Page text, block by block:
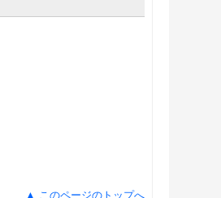
▲ このページのトップへ